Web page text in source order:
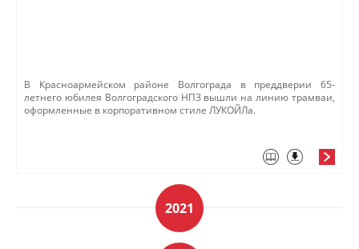
​​В Красноармейском районе Волгограда в преддверии 65-
летнего юбилея Волгоградского НПЗ вышли на линию трамваи,
оформленные в корпоративном стиле ЛУКОЙЛа.
2021